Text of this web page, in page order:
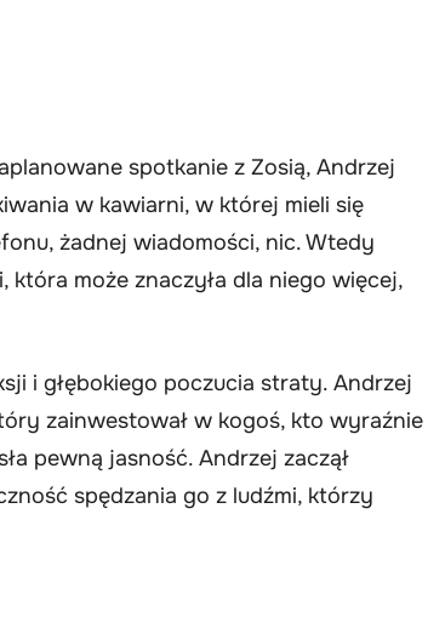
spotkanie z Zosią, Andrzej
w kawiarni, w której mieli się
żadnej wiadomości, nic. Wtedy
która może znaczyła dla niego więcej,
i głębokiego poczucia straty. Andrzej
zainwestował w kogoś, kto wyraźnie
pewną jasność. Andrzej zaczął
spędzania go z ludźmi, którzy